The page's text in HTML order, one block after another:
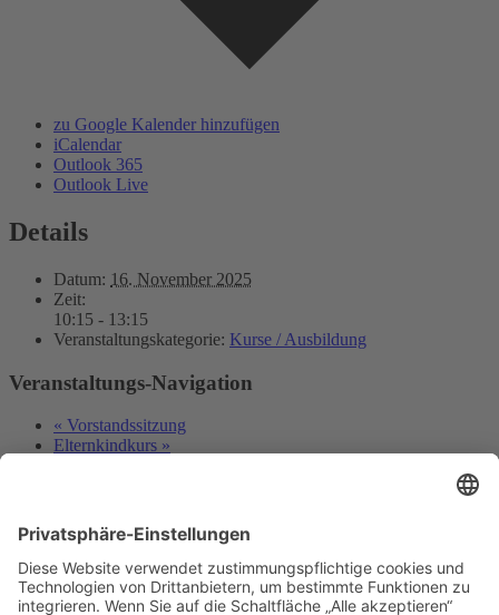
zu Google Kalender hinzufügen
iCalendar
Outlook 365
Outlook Live
Details
Datum: 16. November 2025
Zeit:
10:15 - 13:15
Veranstaltungskategorie: Kurse / Ausbildung
Veranstaltungs-Navigation
« Vorstandssitzung
Elternkindkurs »
Flugstraße 17
76532 Baden-Baden
Gewerbegebiet Oos-West
E-Mail senden